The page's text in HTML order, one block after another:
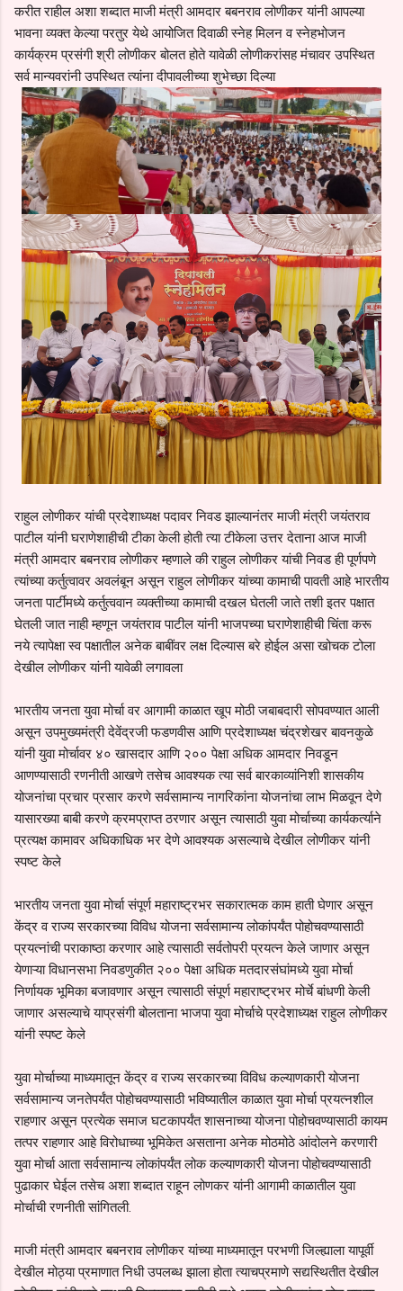
करीत राहील अशा शब्दात माजी मंत्री आमदार बबनराव लोणीकर यांनी आपल्या
भावना व्यक्त केल्या परतुर येथे आयोजित दिवाळी स्नेह मिलन व स्नेहभोजन
कार्यक्रम प्रसंगी श्री लोणीकर बोलत होते यावेळी लोणीकरांसह मंचावर उपस्थित
सर्व मान्यवरांनी उपस्थित त्यांना दीपावलीच्या शुभेच्छा दिल्या
राहुल लोणीकर यांची प्रदेशाध्यक्ष पदावर निवड झाल्यानंतर माजी मंत्री जयंतराव
पाटील यांनी घराणेशाहीची टीका केली होती त्या टीकेला उत्तर देताना आज माजी
मंत्री आमदार बबनराव लोणीकर म्हणाले की राहुल लोणीकर यांची निवड ही पूर्णपणे
त्यांच्या कर्तुत्वावर अवलंबून असून राहुल लोणीकर यांच्या कामाची पावती आहे भारतीय
जनता पार्टीमध्ये कर्तुत्ववान व्यक्तीच्या कामाची दखल घेतली जाते तशी इतर पक्षात
घेतली जात नाही म्हणून जयंतराव पाटील यांनी भाजपच्या घराणेशाहीची चिंता करू
नये त्यापेक्षा स्व पक्षातील अनेक बाबींवर लक्ष दिल्यास बरे होईल असा खोचक टोला
देखील लोणीकर यांनी यावेळी लगावला
भारतीय जनता युवा मोर्चा वर आगामी काळात खूप मोठी जबाबदारी सोपवण्यात आली
असून उपमुख्यमंत्री देवेंद्रजी फडणवीस आणि प्रदेशाध्यक्ष चंद्रशेखर बावनकुळे
यांनी युवा मोर्चावर ४० खासदार आणि २०० पेक्षा अधिक आमदार निवडून
आणण्यासाठी रणनीती आखणे तसेच आवश्यक त्या सर्व बारकाव्यांनिशी शासकीय
योजनांचा प्रचार प्रसार करणे सर्वसामान्य नागरिकांना योजनांचा लाभ मिळवून देणे
यासारख्या बाबी करणे क्रमप्राप्त ठरणार असून त्यासाठी युवा मोर्चाच्या कार्यकर्त्याने
प्रत्यक्ष कामावर अधिकाधिक भर देणे आवश्यक असल्याचे देखील लोणीकर यांनी
स्पष्ट केले
भारतीय जनता युवा मोर्चा संपूर्ण महाराष्ट्रभर सकारात्मक काम हाती घेणार असून
केंद्र व राज्य सरकारच्या विविध योजना सर्वसामान्य लोकांपर्यंत पोहोचवण्यासाठी
प्रयत्नांची पराकाष्ठा करणार आहे त्यासाठी सर्वतोपरी प्रयत्न केले जाणार असून
येणाऱ्या विधानसभा निवडणुकीत २०० पेक्षा अधिक मतदारसंघांमध्ये युवा मोर्चा
निर्णायक भूमिका बजावणार असून त्यासाठी संपूर्ण महाराष्ट्रभर मोर्चे बांधणी केली
जाणार असल्याचे याप्रसंगी बोलताना भाजपा युवा मोर्चाचे प्रदेशाध्यक्ष राहुल लोणीकर
यांनी स्पष्ट केले
युवा मोर्चाच्या माध्यमातून केंद्र व राज्य सरकारच्या विविध कल्याणकारी योजना
सर्वसामान्य जनतेपर्यंत पोहोचवण्यासाठी भविष्यातील काळात युवा मोर्चा प्रयत्नशील
राहणार असून प्रत्येक समाज घटकापर्यंत शासनाच्या योजना पोहोचवण्यासाठी कायम
तत्पर राहणार आहे विरोधाच्या भूमिकेत असताना अनेक मोठमोठे आंदोलने करणारी
युवा मोर्चा आता सर्वसामान्य लोकांपर्यंत लोक कल्याणकारी योजना पोहोचवण्यासाठी
पुढाकार घेईल तसेच अशा शब्दात राहून लोणकर यांनी आगामी काळातील युवा
मोर्चाची रणनीती सांगितली.
माजी मंत्री आमदार बबनराव लोणीकर यांच्या माध्यमातून परभणी जिल्ह्याला यापूर्वी
देखील मोठ्या प्रमाणात निधी उपलब्ध झाला होता त्याचप्रमाणे सद्यस्थितीत देखील